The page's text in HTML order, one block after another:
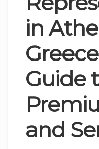
in
Guide
and